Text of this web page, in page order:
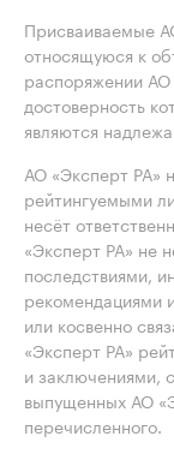
Присваиваемые
относящуюся к
распоряжении
достоверность
являются
АО «Эксперт РА»
рейтингуемыми
несёт
«Эксперт РА» не
последствиями,
рекомендациями
или косвенно
«Эксперт РА»
и заключениями,
выпущенных АО
перечисленного.